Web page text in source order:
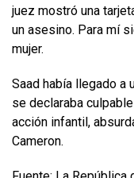
juez mostró una
un asesino. Para mí
mujer.
Saad había llegado a
se declaraba
acción infantil,
Cameron.